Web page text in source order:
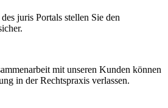
juris Portals stellen Sie den
mit unseren Kunden können
in der Rechtspraxis verlassen.